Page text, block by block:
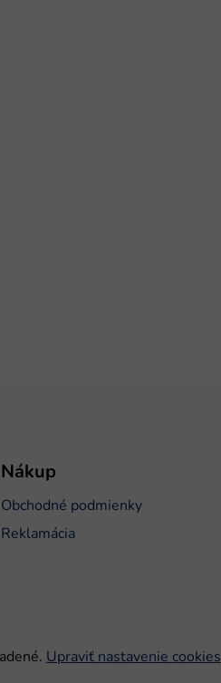
Nákup
Obchodné podmienky
Reklamácia
Upraviť nastavenie cookies